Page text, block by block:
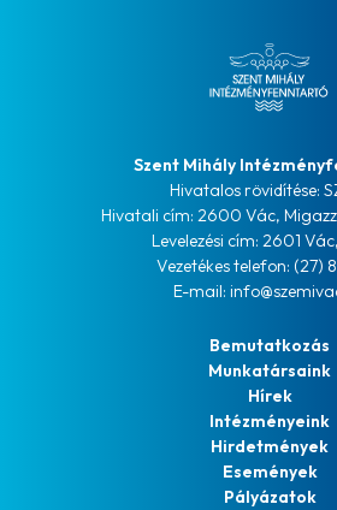
Szent Mihály
Hivatalos rövidítése:
Hivatali cím: 2600 Vác,
Levelezési cím: 2601
Vezetékes telefon: (27)
E-mail:
Bemutatkozás
Munkatársaink
Hírek
Intézményeink
Hirdetmények
Események
Pályázatok